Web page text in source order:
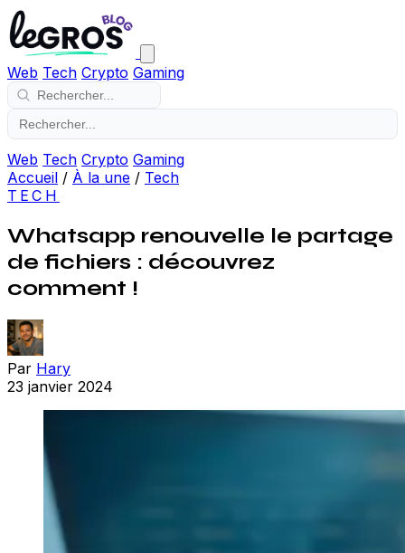
Web Tech Crypto Gaming
Web Tech Crypto Gaming
Accueil / À la une / Tech
TECH
Whatsapp renouvelle le partage
de fichiers : découvrez
comment !
Par Hary
23 janvier 2024